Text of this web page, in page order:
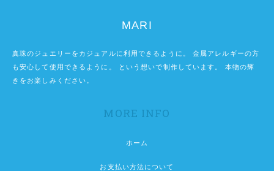
MARI
真珠のジュエリーをカジュアルに利用できるように。 金属アレルギーの方
も安心して使用できるように。 という想いで制作しています。 本物の輝
きをお楽しみください。
MORE INFO
ホーム
お支払い方法について